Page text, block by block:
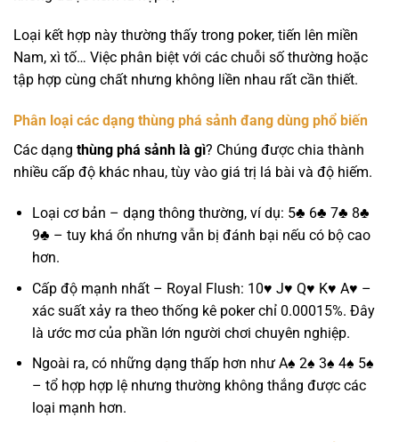
Loại kết hợp này thường thấy trong poker, tiến lên miền
Nam, xì tố… Việc phân biệt với các chuỗi số thường hoặc
tập hợp cùng chất nhưng không liền nhau rất cần thiết.
Phân loại các dạng thùng phá sảnh đang dùng phổ biến
Các dạng thùng phá sảnh là gì? Chúng được chia thành
nhiều cấp độ khác nhau, tùy vào giá trị lá bài và độ hiếm.
Loại cơ bản – dạng thông thường, ví dụ: 5♣ 6♣ 7♣ 8♣
9♣ – tuy khá ổn nhưng vẫn bị đánh bại nếu có bộ cao
hơn.
Cấp độ mạnh nhất – Royal Flush: 10♥ J♥ Q♥ K♥ A♥ –
xác suất xảy ra theo thống kê poker chỉ 0.00015%. Đây
là ước mơ của phần lớn người chơi chuyên nghiệp.
Ngoài ra, có những dạng thấp hơn như A♠ 2♠ 3♠ 4♠ 5♠
– tổ hợp hợp lệ nhưng thường không thắng được các
loại mạnh hơn.